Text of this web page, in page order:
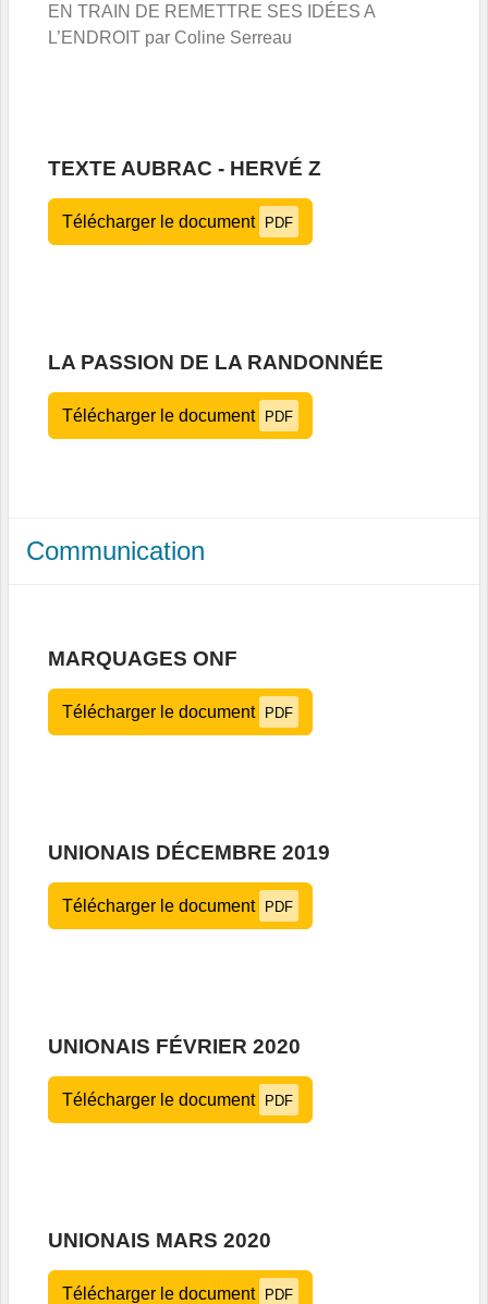
EN TRAIN DE REMETTRE SES IDÉES A
L’ENDROIT par Coline Serreau
TEXTE AUBRAC - HERVÉ Z
Télécharger le document PDF
LA PASSION DE LA RANDONNÉE
Télécharger le document PDF
Communication
MARQUAGES ONF
Télécharger le document PDF
UNIONAIS DÉCEMBRE 2019
Télécharger le document PDF
UNIONAIS FÉVRIER 2020
Télécharger le document PDF
UNIONAIS MARS 2020
Télécharger le document PDF